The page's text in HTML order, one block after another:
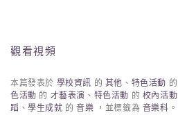
觀看視頻
本篇發表於 學校資訊 的 其他 、 特色活動 的
色活動 的 才藝表演 、 特色活動 的 校內活動
蹈 、學生成就 的音樂 ，並標籤為 音樂科 。